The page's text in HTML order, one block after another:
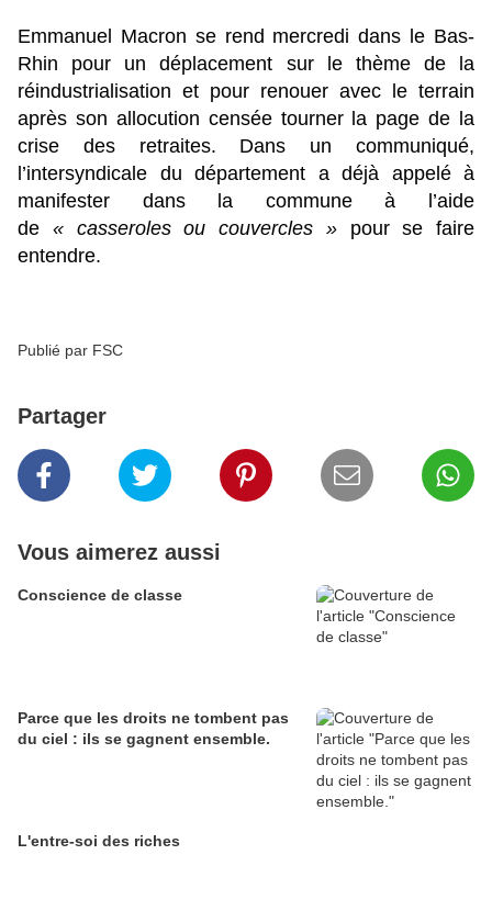
Emmanuel Macron se rend mercredi dans le Bas-
Rhin pour un déplacement sur le thème de la
réindustrialisation et pour renouer avec le terrain
après son allocution censée tourner la page de la
crise des retraites. Dans un communiqué,
l’intersyndicale du département a déjà appelé à
manifester dans la commune à l’aide
de « casseroles ou couvercles »
pour se faire
entendre.
Publié par FSC
Partager
Vous aimerez aussi
Conscience de classe
Parce que les droits ne tombent pas
du ciel : ils se gagnent ensemble.
L'entre-soi des riches